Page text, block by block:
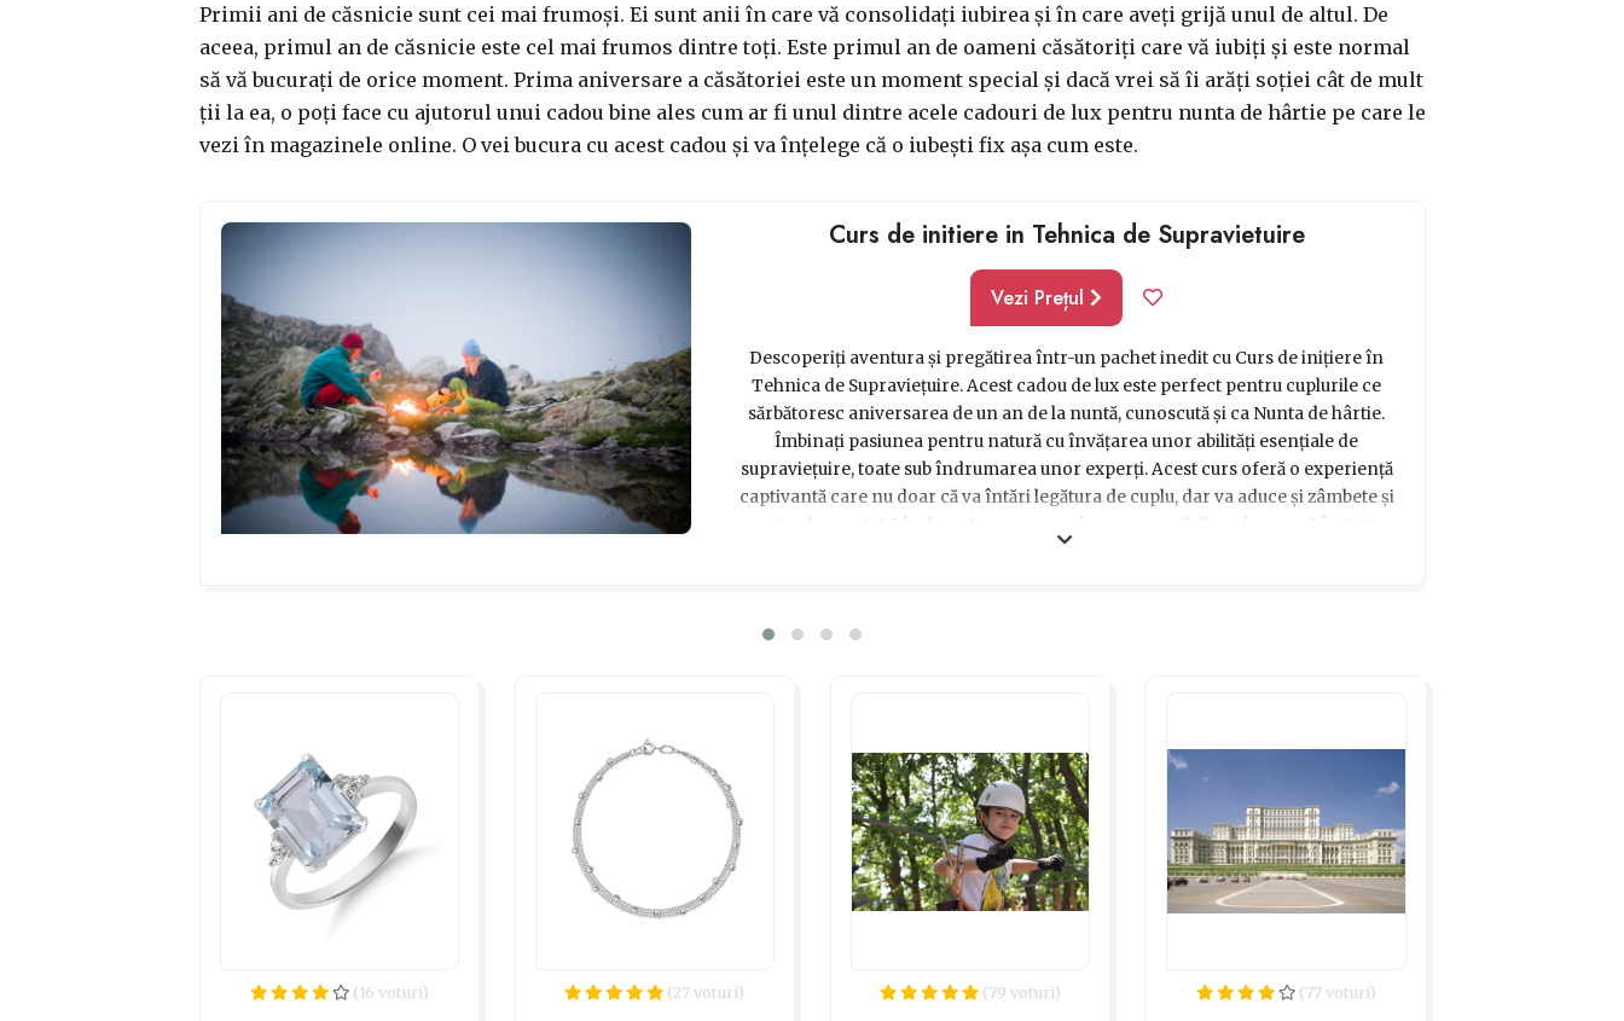
Primii ani de căsnicie sunt cei mai frumoși. Ei sunt anii în care vă consolidați iubirea și în care aveți grijă unul de altul. De
aceea, primul an de căsnicie este cel mai frumos dintre toți. Este primul an de oameni căsătoriți care vă iubiți și este normal
să vă bucurați de orice moment. Prima aniversare a căsătoriei este un moment special și dacă vrei să îi arăți soției cât de mult
ții la ea, o poți face cu ajutorul unui cadou bine ales cum ar fi unul dintre acele cadouri de lux pentru nunta de hârtie pe care le
vezi în magazinele online. O vei bucura cu acest cadou și va înțelege că o iubești fix așa cum este.
Curs de initiere in Tehnica de Supravietuire
Vezi Prețul
Descoperiți aventura și pregătirea într-un pachet inedit cu Curs de inițiere în
Tehnica de Supraviețuire. Acest cadou de lux este perfect pentru cuplurile ce
sărbătoresc aniversarea de un an de la nuntă, cunoscută și ca Nunta de hârtie.
Îmbinați pasiunea pentru natură cu învățarea unor abilități esențiale de
supraviețuire, toate sub îndrumarea unor experți. Acest curs oferă o experiență
captivantă care nu doar că va întări legătura de cuplu, dar va aduce și zâmbete și
amintiri de neuitat. Ideal pentru cei care iubesc provocările și doresc să își testeze
(16 voturi) (27 voturi) (79 voturi) (77 voturi)